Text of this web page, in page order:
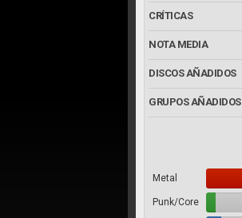
CRÍTICAS
NOTA MEDIA
DISCOS AÑADIDOS
GRUPOS AÑADIDOS
Metal
Punk/Core